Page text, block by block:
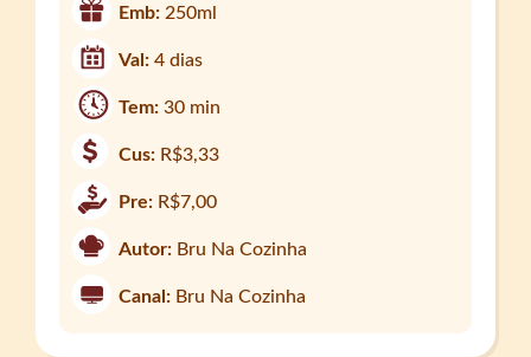
Emb: 250ml
Val:4 dias
Tem:30 min
Cus: R$3,33
Pre: R$7,00
Autor: Bru Na Cozinha
Canal: Bru Na Cozinha